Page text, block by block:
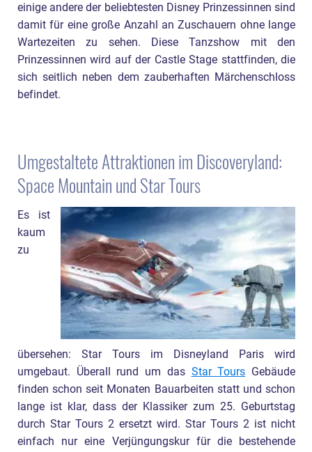
einige andere der beliebtesten Disney Prinzessinnen sind
damit für eine große Anzahl an Zuschauern ohne lange
Wartezeiten zu sehen. Diese Tanzshow mit den
Prinzessinnen wird auf der Castle Stage stattfinden, die
sich seitlich neben dem zauberhaften Märchenschloss
befindet.
Umgestaltete Attraktionen im Discoveryland:
Space Mountain und Star Tours
Es ist
kaum
zu
übersehen: Star Tours im Disneyland Paris wird
umgebaut. Überall rund um das Star Tours Gebäude
finden schon seit Monaten Bauarbeiten statt und schon
lange ist klar, dass der Klassiker zum 25. Geburtstag
durch Star Tours 2 ersetzt wird. Star Tours 2 ist nicht
einfach nur eine Verjüngungskur für die bestehende